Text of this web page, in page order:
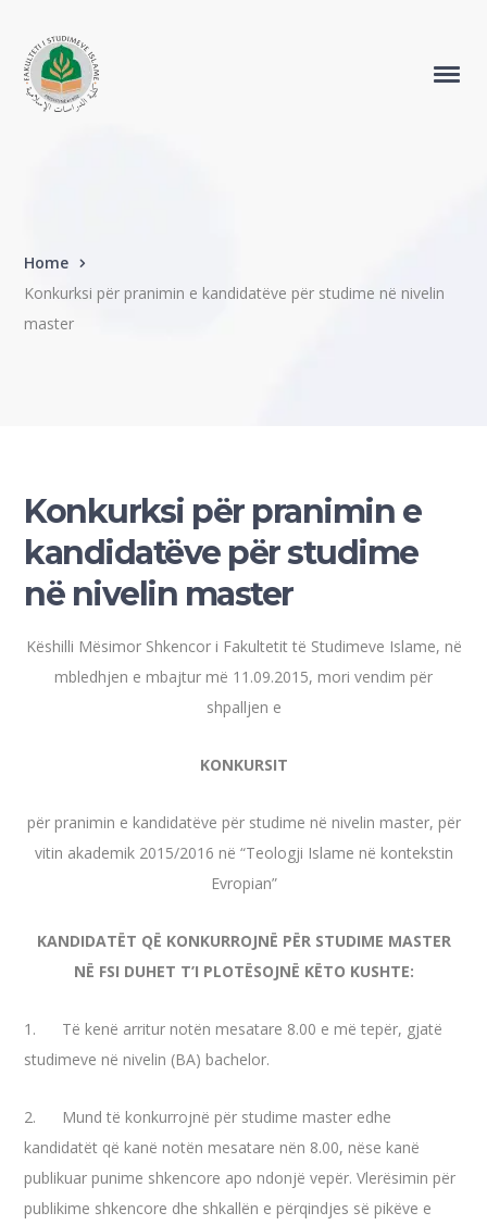
Home
Konkurksi për pranimin e kandidatëve për studime në nivelin
master
Konkurksi për pranimin e
kandidatëve për studime
në nivelin master
Këshilli Mësimor Shkencor i Fakultetit të Studimeve Islame, në
mbledhjen e mbajtur më 11.09.2015, mori vendim për
shpalljen e
KONKURSIT
për pranimin e kandidatëve për studime në nivelin master, për
vitin akademik 2015/2016 në “Teologji Islame në kontekstin
Evropian”
KANDIDATËT QË KONKURROJNË PËR STUDIME MASTER
NË FSI DUHET T’I PLOTËSOJNË KËTO KUSHTE:
1. Të kenë arritur notën mesatare 8.00 e më tepër, gjatë
studimeve në nivelin (BA) bachelor.
2. Mund të konkurrojnë për studime master edhe
kandidatët që kanë notën mesatare nën 8.00, nëse kanë
publikuar punime shkencore apo ndonjë vepër. Vlerësimin për
publikime shkencore dhe shkallën e përqindjes së pikëve e